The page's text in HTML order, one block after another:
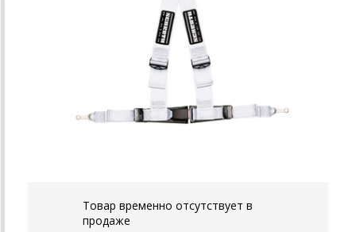
Товар временно отсутствует в
продаже